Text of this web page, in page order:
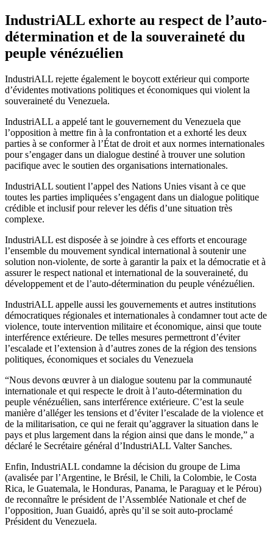
IndustriALL exhorte au respect de l’auto-
détermination et de la souveraineté du
peuple vénézuélien
IndustriALL rejette également le boycott extérieur qui comporte
d’évidentes motivations politiques et économiques qui violent la
souveraineté du Venezuela.
IndustriALL a appelé tant le gouvernement du Venezuela que
l’opposition à mettre fin à la confrontation et a exhorté les deux
parties à se conformer à l’État de droit et aux normes internationales
pour s’engager dans un dialogue destiné à trouver une solution
pacifique avec le soutien des organisations internationales.
IndustriALL soutient l’appel des Nations Unies visant à ce que
toutes les parties impliquées s’engagent dans un dialogue politique
crédible et inclusif pour relever les défis d’une situation très
complexe.
IndustriALL est disposée à se joindre à ces efforts et encourage
l’ensemble du mouvement syndical international à soutenir une
solution non-violente, de sorte à garantir la paix et la démocratie et à
assurer le respect national et international de la souveraineté, du
développement et de l’auto-détermination du peuple vénézuélien.
IndustriALL appelle aussi les gouvernements et autres institutions
démocratiques régionales et internationales à condamner tout acte de
violence, toute intervention militaire et économique, ainsi que toute
interférence extérieure. De telles mesures permettront d’éviter
l’escalade et l’extension à d’autres zones de la région des tensions
politiques, économiques et sociales du Venezuela
“Nous devons œuvrer à un dialogue soutenu par la communauté
internationale et qui respecte le droit à l’auto-détermination du
peuple vénézuélien, sans interférence extérieure. C’est la seule
manière d’alléger les tensions et d’éviter l’escalade de la violence et
de la militarisation, ce qui ne ferait qu’aggraver la situation dans le
pays et plus largement dans la région ainsi que dans le monde,” a
déclaré le Secrétaire général d’IndustriALL Valter Sanches.
Enfin, IndustriALL condamne la décision du groupe de Lima
(avalisée par l’Argentine, le Brésil, le Chili, la Colombie, le Costa
Rica, le Guatemala, le Honduras, Panama, le Paraguay et le Pérou)
de reconnaître le président de l’Assemblée Nationale et chef de
l’opposition, Juan Guaidó, après qu’il se soit auto-proclamé
Président du Venezuela.